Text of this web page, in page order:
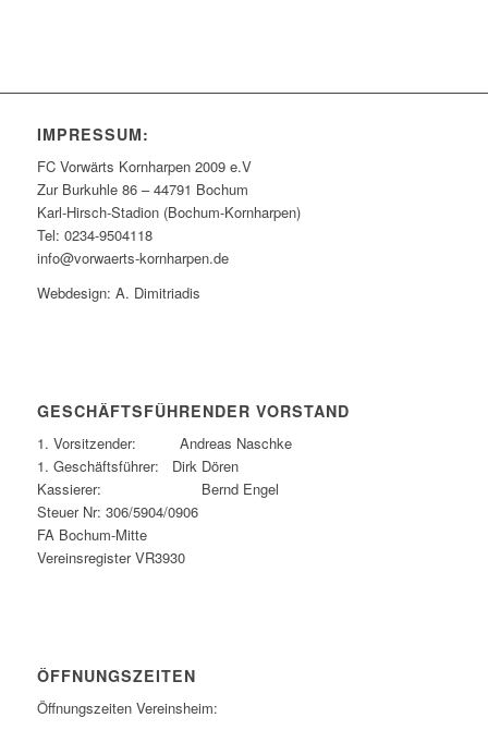
IMPRESSUM:
FC Vorwärts Kornharpen 2009 e.V
Zur Burkuhle 86 – 44791 Bochum
Karl-Hirsch-Stadion (Bochum-Kornharpen)
Tel: 0234-9504118
info@vorwaerts-kornharpen.de
Webdesign: A. Dimitriadis
GESCHÄFTSFÜHRENDER VORSTAND
1. Vorsitzender: Andreas Naschke
1. Geschäftsführer: Dirk Dören
Kassierer: Bernd Engel
Steuer Nr: 306/5904/0906
FA Bochum-Mitte
Vereinsregister VR3930
ÖFFNUNGSZEITEN
Öffnungszeiten Vereinsheim: